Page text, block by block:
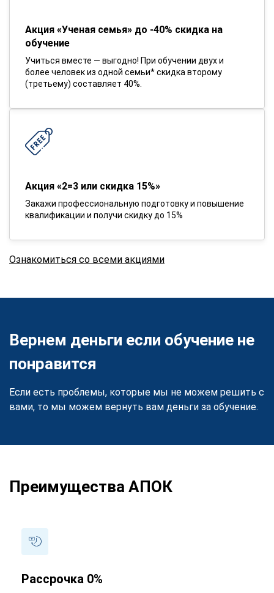
Акция «Ученая семья» до -40% скидка на
обучение
Учиться вместе — выгодно! При обучении двух и
более человек из одной семьи* скидка второму
(третьему) составляет 40%.
Акция «2=3 или скидка 15%»
Закажи профессиональную подготовку и повышение
квалификации и получи скидку до 15%
Ознакомиться со всеми акциями
Вернем деньги если обучение не
понравится
Если есть проблемы, которые мы не можем решить с
вами, то мы можем вернуть вам деньги за обучение.
Преимущества АПОК
Рассрочка 0%